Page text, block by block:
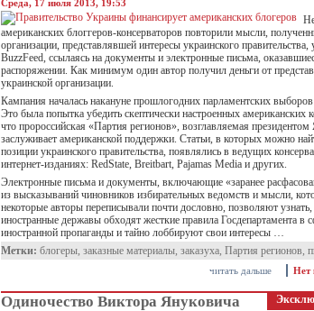
Среда, 17 июля 2013, 19:53
американских блоггеров-консерваторов повторили мысли,
организации, представлявшей интересы украинского правительства,
BuzzFeed, ссылаясь на документы и электронные письма,
распоряжении. Как минимум один автор получил деньги от
украинской организации.
Кампания началась накануне прошлогодних парламентских
Это была попытка убедить скептически настроенных американских
что пророссийская «Партия регионов», возглавляемая
заслуживает американской поддержки. Статьи, в которых можно
позиции украинского правительства, появлялись в ведущих
интернет-изданиях: RedState, Breitbart, Pajamas Media и других.
Электронные письма и документы, включающие «заранее
из высказываний чиновников избирательных ведомств и мысли,
некоторые авторы переписывали почти дословно, позволяют узнать,
иностранные державы обходят жесткие правила Госдепартамента в
иностранной пропаганды и тайно лоббируют свои интересы …
Метки: блогеры, заказные материалы, заказуха, Партия регионов,
Нет
читать дальше
Одиночество Виктора Януковича